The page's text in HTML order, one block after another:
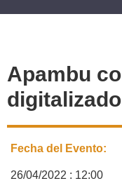
Apambu
Fecha del Evento:
26/04/2022 : 12:00